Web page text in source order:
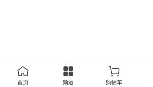
首页 频道 购物车